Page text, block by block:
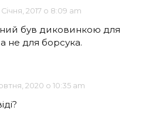
Січня, 2017 о 8:09 am
був диковинкою для
не для борсука.
2020 о 10:35 am